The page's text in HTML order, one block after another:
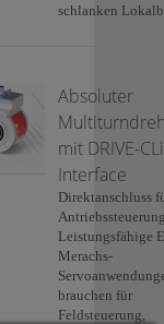
schlanken
Absoluter
mit DRIVE-
Interface
Direktanschluss
Leistungsfähige
Merachs-
brauchen für
Feldsteuerung,